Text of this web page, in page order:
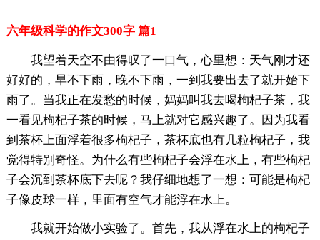
六年级科学的作文300字 篇1
我望着天空不由得叹了一口气，心里想：天气刚才还
好好的，早不下雨，晚不下雨，一到我要出去了就开始下
雨了。当我正在发愁的时候，妈妈叫我去喝枸杞子茶，我
一看见枸杞子茶的时候，马上就对它感兴趣了。因为我看
到茶杯上面浮着很多枸杞子，茶杯底也有几粒枸杞子，我
觉得特别奇怪。为什么有些枸杞子会浮在水上，有些枸杞
子会沉到茶杯底下去呢？我仔细地想了一想：可能是枸杞
子像皮球一样，里面有空气才能浮在水上。
我就开始做小实验了。首先，我从浮在水上的枸杞子